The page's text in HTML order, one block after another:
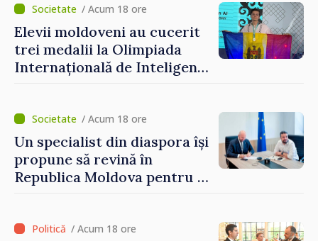
Grosu: „Este important să
depășim blocajele și să dăm o
șansă localităților să se
dezvolte”
/ Acum 18 ore
Elevii moldoveni au cucerit
trei medalii la Olimpiada
Internațională de Inteligență
/ Acum 18 ore
Un specialist din diaspora își
propune să revină în
Republica Moldova pentru a
/ Acum 18 ore